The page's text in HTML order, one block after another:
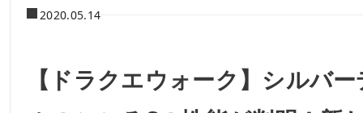
2020.05.14
【ドラクエウォーク】シルバ